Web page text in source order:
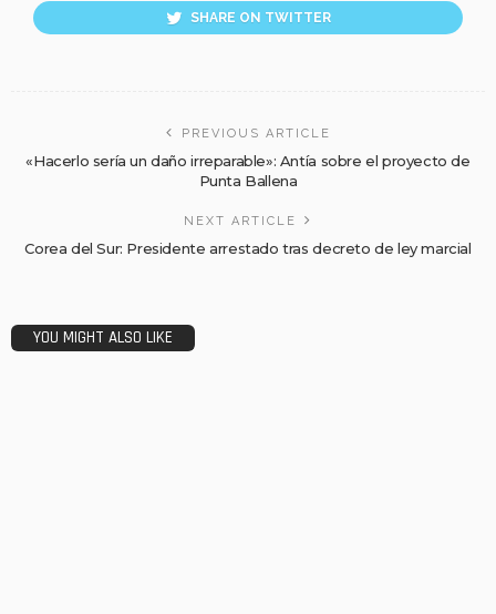
SHARE ON TWITTER
PREVIOUS ARTICLE
«Hacerlo sería un daño irreparable»: Antía sobre el proyecto de
Punta Ballena
NEXT ARTICLE
Corea del Sur: Presidente arrestado tras decreto de ley marcial
YOU MIGHT ALSO LIKE